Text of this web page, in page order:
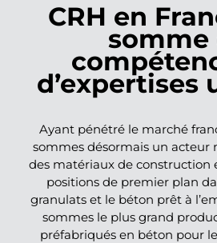
CRH en
somme
d’expertises
Ayant pénétré le marché
sommes désormais un acteur
des matériaux de construction
positions de premier plan
granulats et le béton prêt à
sommes le plus grand
préfabriqués en béton pour